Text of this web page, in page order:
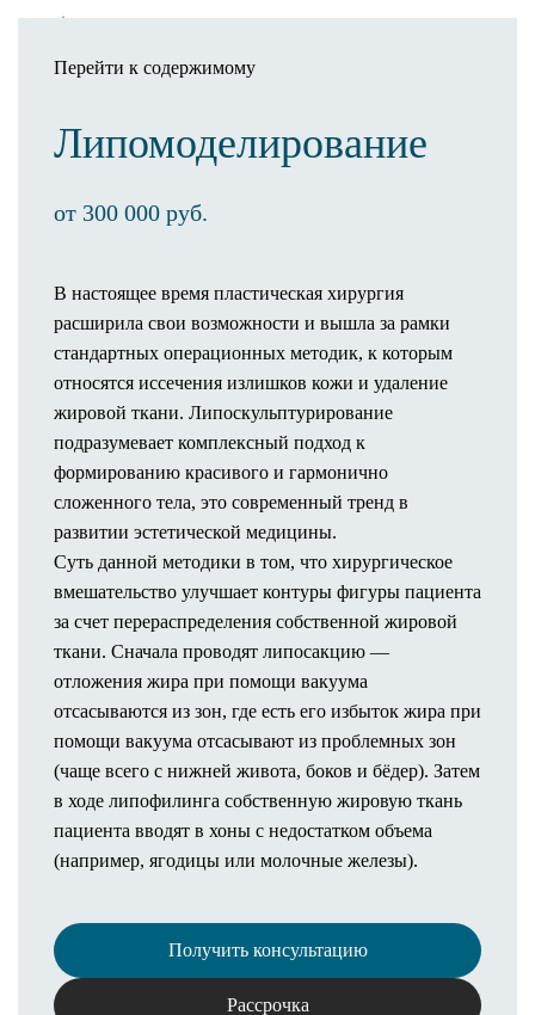
Перейти к содержимому
Записаться
Клиника
3D-тур по клинике
Новости
Статьи
Отзывы
Операционный процесс
Пребывание в палате
Предоперационное обследование
Как проходит операция
Анестезия
Полезная информация
Иногородним пациентам
Онлайн оплата
Рассрочка
Налоговый вычет
Документы и информация
Результаты
Пластические операции
Косметологические процедуры
Флебология
Косметология
Контурная пластика
Контурная пластика губ
Контурная пластика носогубных
складок
Липомоделиро­вание
от 300 000 руб.
В настоящее время пластическая хирургия
расширила свои возможности и вышла за рамки
стандартных операционных методик, к которым
относятся иссечения излишков кожи и удаление
жировой ткани. Липоскульптурирование
подразумевает комплексный подход к
формированию красивого и гармонично
сложенного тела, это современный тренд в
развитии эстетической медицины.
Суть данной методики в том, что хирургическое
вмешательство улучшает контуры фигуры пациента
за счет перераспределения собственной жировой
ткани. Сначала проводят липосакцию —
отложения жира при помощи вакуума
отсасываются из зон, где есть его избыток жира при
помощи вакуума отсасывают из проблемных зон
(чаще всего с нижней живота, боков и бёдер). Затем
в ходе липофилинга собственную жировую ткань
пациента вводят в хоны с недостатком объема
(например, ягодицы или молочные железы).
Получить консультацию
Рассрочка